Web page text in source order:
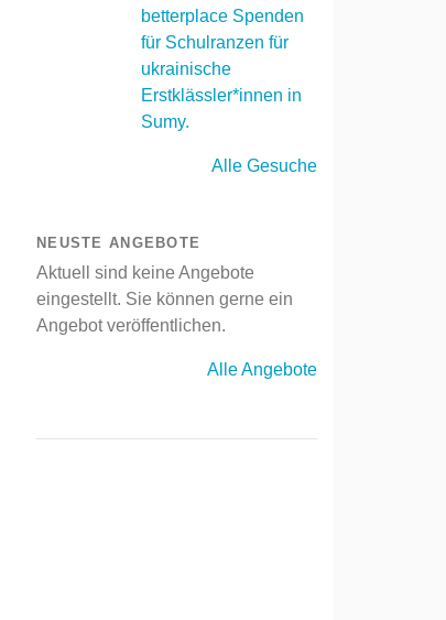
betterplace Spenden
für Schulranzen für
ukrainische
Erstklässler*innen in
Sumy.
Alle Gesuche
NEUSTE ANGEBOTE
Aktuell sind keine Angebote
eingestellt. Sie können gerne ein
Angebot veröffentlichen.
Alle Angebote